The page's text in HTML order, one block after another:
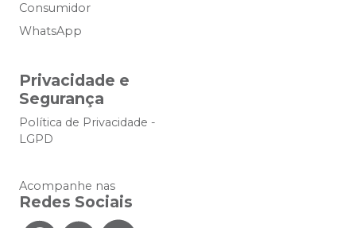
Consumidor
WhatsApp
Privacidade e
Segurança
Política de Privacidade -
LGPD
Acompanhe nas
Redes Sociais